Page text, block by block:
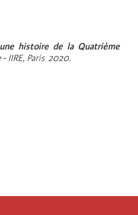
histoire de la Quatrième
- IIRE, Paris 2020.